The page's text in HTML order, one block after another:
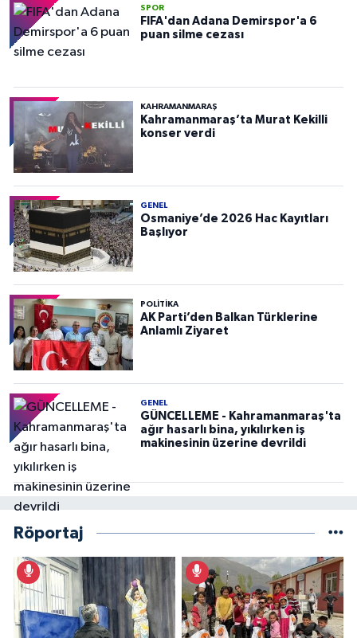
SPOR
FIFA'dan Adana Demirspor'a 6
puan silme cezası
KAHRAMANMARAŞ
Kahramanmaraş’ta Murat Kekilli
konser verdi
GENEL
Osmaniye’de 2026 Hac Kayıtları
Başlıyor
POLITIKA
AK Parti’den Balkan Türklerine
Anlamlı Ziyaret
GENEL
GÜNCELLEME - Kahramanmaraş'ta
ağır hasarlı bina, yıkılırken iş
makinesinin üzerine devrildi
Röportaj